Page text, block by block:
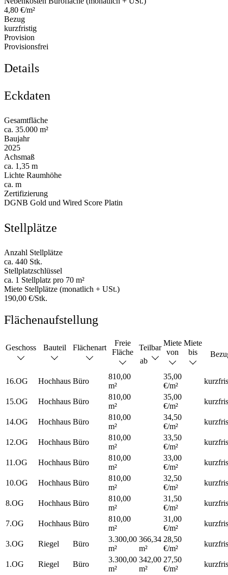
4,80 €/m²
Bezug
kurzfristig
Provision
Provisionsfrei
Details
Eckdaten
Gesamtfläche
ca. 35.000 m²
Baujahr
2025
Achsmaß
ca. 1,35 m
Lichte Raumhöhe
ca. m
Zertifizierung
DGNB Gold und Wired Score Platin
Stellplätze
Anzahl Stellplätze
ca. 440 Stk.
Stellplatzschlüssel
ca. 1 Stellplatz pro 70 m²
Miete Stellplätze (monatlich + USt.)
190,00 €/Stk.
Flächenaufstellung
Geschoss Bauteil Flächenart
Freie
Fläche
Teilbar
ab
Miete
von
Miete
bis
16.OG Hochhaus Büro
810,00
m²
35,00
€/m²
15.OG Hochhaus Büro
810,00
m²
35,00
€/m²
14.OG Hochhaus Büro
810,00
m²
34,50
€/m²
12.OG Hochhaus Büro
810,00
m²
33,50
€/m²
11.OG Hochhaus Büro
810,00
m²
33,00
€/m²
10.OG Hochhaus Büro
810,00
m²
32,50
€/m²
8.OG Hochhaus Büro
810,00
m²
31,50
€/m²
7.OG Hochhaus Büro
810,00
m²
31,00
€/m²
3.OG Riegel Büro
3.300,00
m²
366,34
m²
28,50
€/m²
1.OG Riegel Büro
3.300,00
m²
342,00
m²
27,50
€/m²